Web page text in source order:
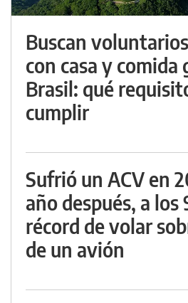
Buscan
con casa y comida
Brasil: qué
cumplir
Sufrió un ACV en
año después, a los
récord de volar
de un avión